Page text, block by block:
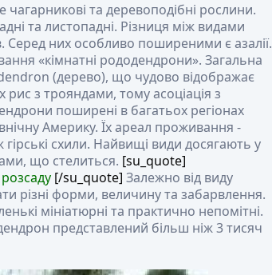
чагарникові та деревоподібні рослини.
та листопадні. Різниця між видами
Серед них особливо поширеними є азалії.
«кімнатні рододендрони». Загальна
(дерево), що чудово відображає
рис з трояндами, тому асоціація з
поширені в багатьох регіонах
Америку. Їх ареал проживання -
гірські схили. Найвищі види досягають у
що стелиться. [su_quote]
[/su_quote] Залежно від виду
різні форми, величину та забарвлення.
мініатюрні та практично непомітні.
представлений більш ніж 3 тисяч